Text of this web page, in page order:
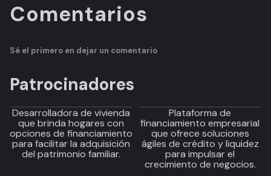
Comentarios
Sé el primero en dejar un comentario
Patrocinadores
Desarrolladora de vivienda
que brinda hogares con
opciones de financiamiento
para facilitar la adquisición
del patrimonio familiar.
Plataforma de
financiamiento empresarial
que ofrece soluciones
ágiles de crédito y liquidez
para impulsar el
crecimiento de negocios.